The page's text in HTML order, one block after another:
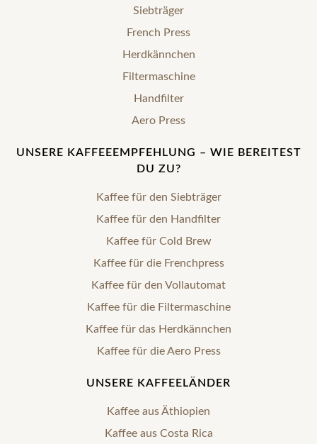
Siebträger
French Press
Herdkännchen
Filtermaschine
Handfilter
Aero Press
UNSERE KAFFEEEMPFEHLUNG – WIE BEREITEST
DU ZU?
Kaffee für den Siebträger
Kaffee für den Handfilter
Kaffee für Cold Brew
Kaffee für die Frenchpress
Kaffee für den Vollautomat
Kaffee für die Filtermaschine
Kaffee für das Herdkännchen
Kaffee für die Aero Press
UNSERE KAFFEELÄNDER
Kaffee aus Äthiopien
Kaffee aus Costa Rica